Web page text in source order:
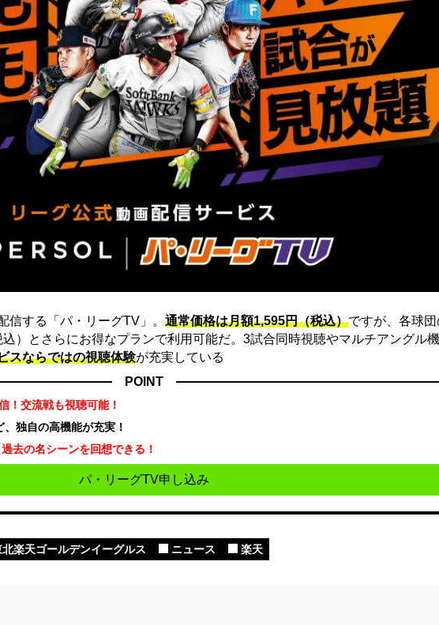
信する「パ・リーグTV」。 通常価格は月額1,595円（税込）ですが、各球
）とさらにお得なプランで利用可能だ。3試合同時視聴やマルチアングル
スならではの視聴体験が充実している
POINT
！交流戦も視聴可能！
、独自の高機能が充実！
過去の名シーンを回想できる！
パ・リーグTV申し込み
北楽天ゴールデンイーグルス ニュース 楽天